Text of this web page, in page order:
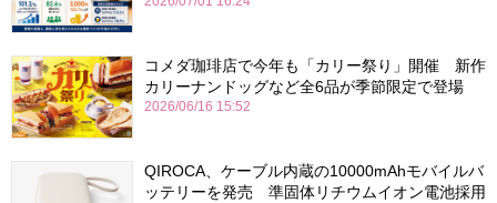
コメダ珈琲店で今年も「カリー祭り」開催 新作
カリーナンドッグなど全6品が季節限定で登場
2026/06/16 15:52
QIROCA、ケーブル内蔵の10000mAhモバイルバ
ッテリーを発売 準固体リチウムイオン電池採用